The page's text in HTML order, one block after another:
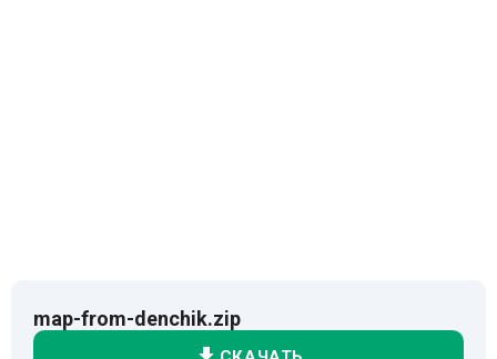
map-from-denchik.zip